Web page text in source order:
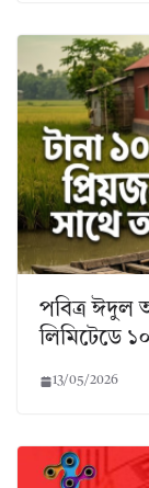
পবিত্র ঈদুল
লিমিটেডে
13/05/2026